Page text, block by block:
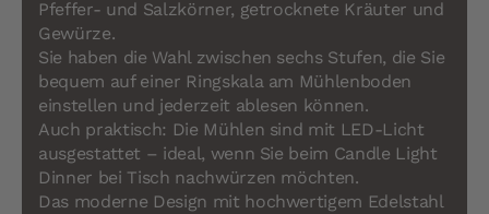
Pfeffer- und Salzkörner, getrocknete Kräuter und
Gewürze.
Sie haben die Wahl zwischen sechs Stufen, die Sie
bequem auf einer Ringskala am Mühlenboden
einstellen und jederzeit ablesen können.
Auch praktisch: Die Mühlen sind mit LED-Licht
ausgestattet – ideal, wenn Sie beim Candle Light
Dinner bei Tisch nachwürzen möchten.
Das moderne Design mit hochwertigem Edelstahl